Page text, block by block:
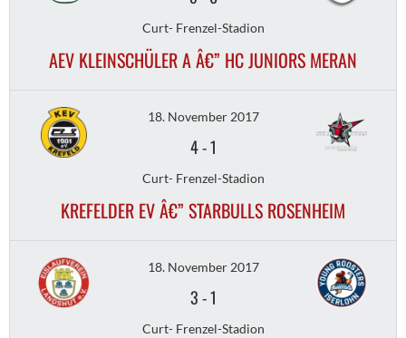
Curt- Frenzel-Stadion
AEV KLEINSCHÜLER A Â€” HC JUNIORS MERAN
18. November 2017
4-1
Curt- Frenzel-Stadion
KREFELDER EV Â€” STARBULLS ROSENHEIM
18. November 2017
3-1
Curt- Frenzel-Stadion